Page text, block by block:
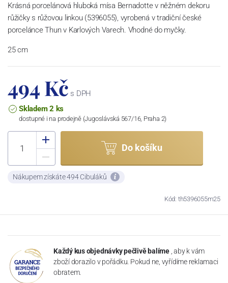
Krásná porcelánová hluboká mísa Bernadotte v něžném dekoru
růžičky s růžovou linkou (5396055), vyrobená v tradiční české
porcelánce Thun v Karlových Varech. Vhodné do myčky.
25 cm
494 Kč s DPH
Skladem 2 ks
dostupné i na prodejně (Jugoslávská 567/16, Praha 2)
Do košíku
Nákupem získáte 494 Cibuláků
Kód: th5396055m25
Každý kus objednávky pečlivě balíme , aby k vám
zboží dorazilo v pořádku. Pokud ne, vyřídíme reklamaci
obratem.